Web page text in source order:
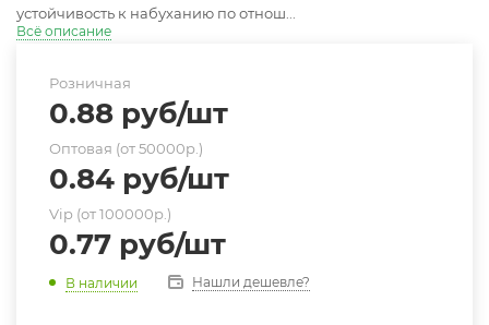
устойчивость к набуханию по отнош...
Всё описание
Розничная
0.88 руб/шт
Оптовая (от 50000р.)
0.84 руб/шт
Vip (от 100000р.)
0.77 руб/шт
В наличии Нашли дешевле?